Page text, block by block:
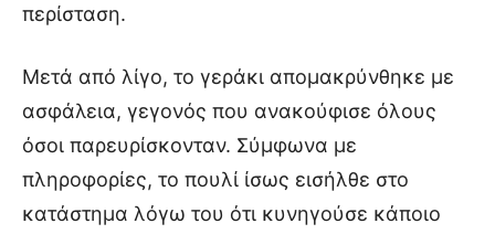
περίσταση.
Μετά από λίγο, το γεράκι απομακρύνθηκε με
ασφάλεια, γεγονός που ανακούφισε όλους
όσοι παρευρίσκονταν. Σύμφωνα με
πληροφορίες, το πουλί ίσως εισήλθε στο
κατάστημα λόγω του ότι κυνηγούσε κάποιο